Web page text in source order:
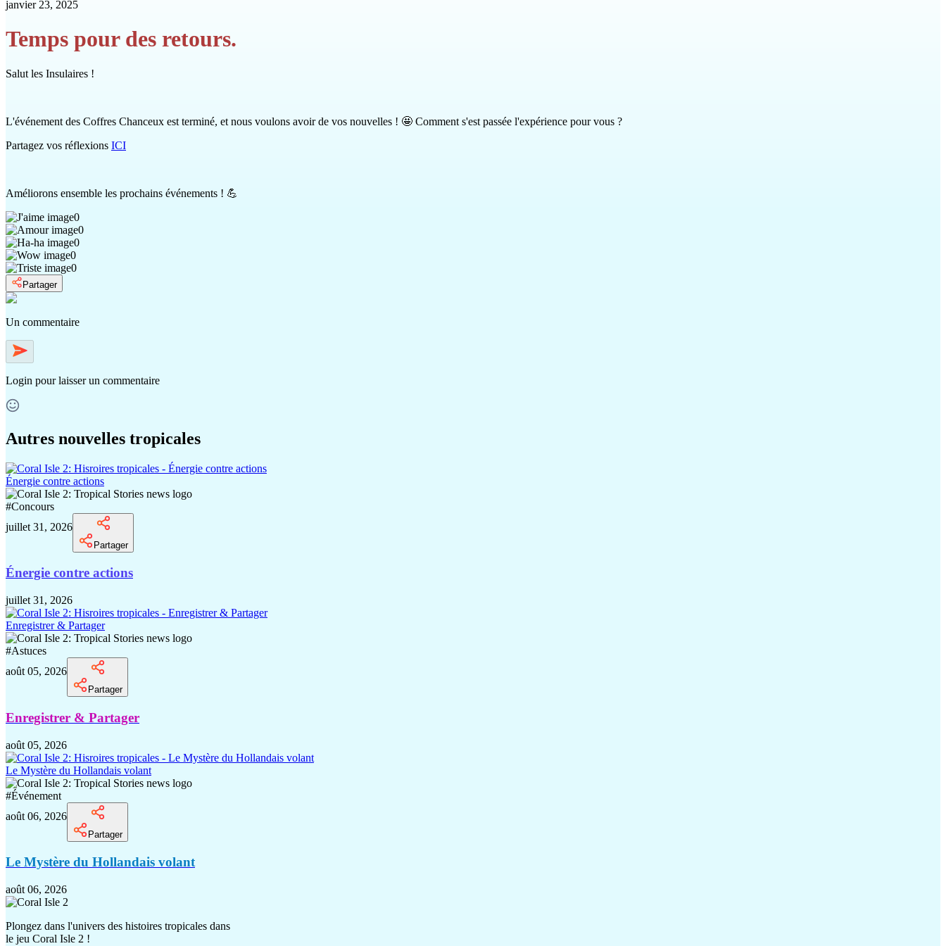
janvier 23, 2025
Temps pour des retours.
Salut les Insulaires !
L'événement des Coffres Chanceux est terminé, et nous voulons avoir de vos nouvelles ! 🤩 Comment s'est passée l'expérience pour vous ?
Partagez vos réflexions ICI
Améliorons ensemble les prochains événements ! 💪
0
0
0
0
0
Partager
Un commentaire
Login pour laisser un commentaire
Autres nouvelles tropicales
Énergie contre actions
#Concours
juillet 31, 2026
Partager
Énergie contre actions
juillet 31, 2026
Enregistrer & Partager
#Astuces
août 05, 2026
Partager
Enregistrer & Partager
août 05, 2026
Le Mystère du Hollandais volant
#Événement
août 06, 2026
Partager
Le Mystère du Hollandais volant
août 06, 2026
Plongez dans l'univers des histoires tropicales dans
le jeu Coral Isle 2 !